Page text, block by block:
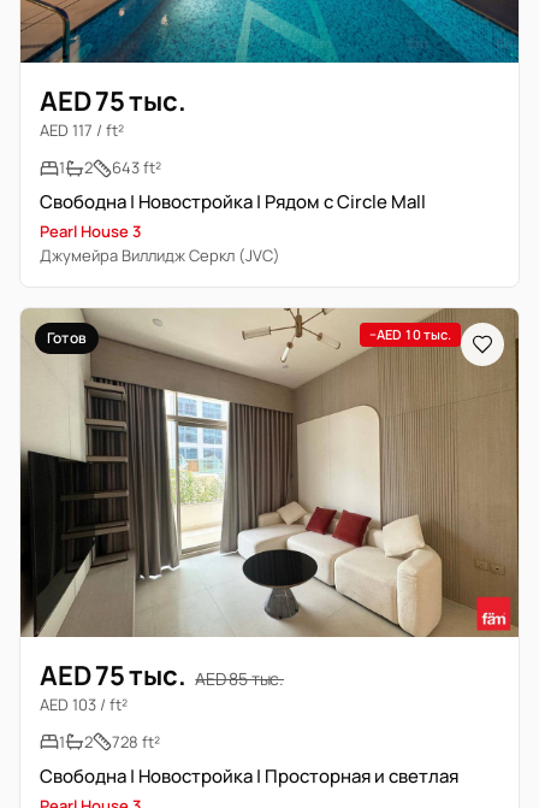
AED 75 тыс.
AED 117 / ft²
1
2 643 ft²
Свободна | Новостройка | Рядом с Circle Mall
Pearl House 3
Джумейра Виллидж Серкл (JVC)
Готов −AED 10 тыс.
AED 75 тыс. AED 85 тыс.
AED 103 / ft²
1
2 728 ft²
Свободна | Новостройка | Просторная и светлая